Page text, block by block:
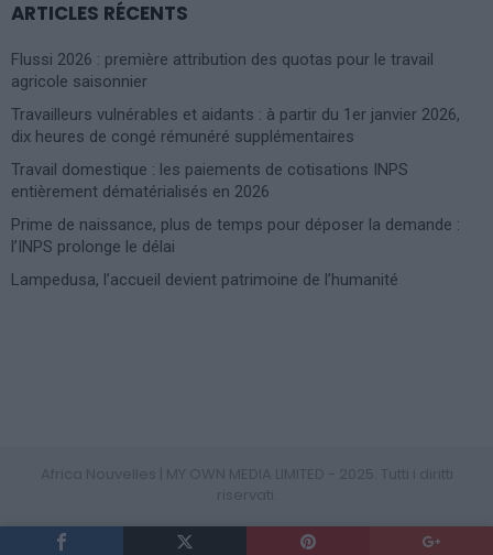
ARTICLES RÉCENTS
Flussi 2026 : première attribution des quotas pour le travail
agricole saisonnier
Travailleurs vulnérables et aidants : à partir du 1er janvier 2026,
dix heures de congé rémunéré supplémentaires
Travail domestique : les paiements de cotisations INPS
entièrement dématérialisés en 2026
Prime de naissance, plus de temps pour déposer la demande :
l’INPS prolonge le délai
Lampedusa, l’accueil devient patrimoine de l’humanité
PRIVACY POLICY